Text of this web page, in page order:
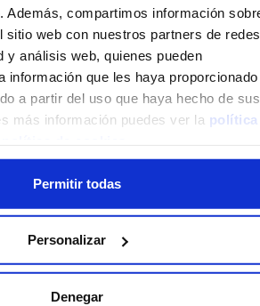
Además, compartimos información
sitio web con nuestros partners de redes
y análisis web, quienes pueden
información que les haya proporcionado
a partir del uso que haya hecho de sus
más información puedes ver la política
Permitir todas
Personalizar
Denegar